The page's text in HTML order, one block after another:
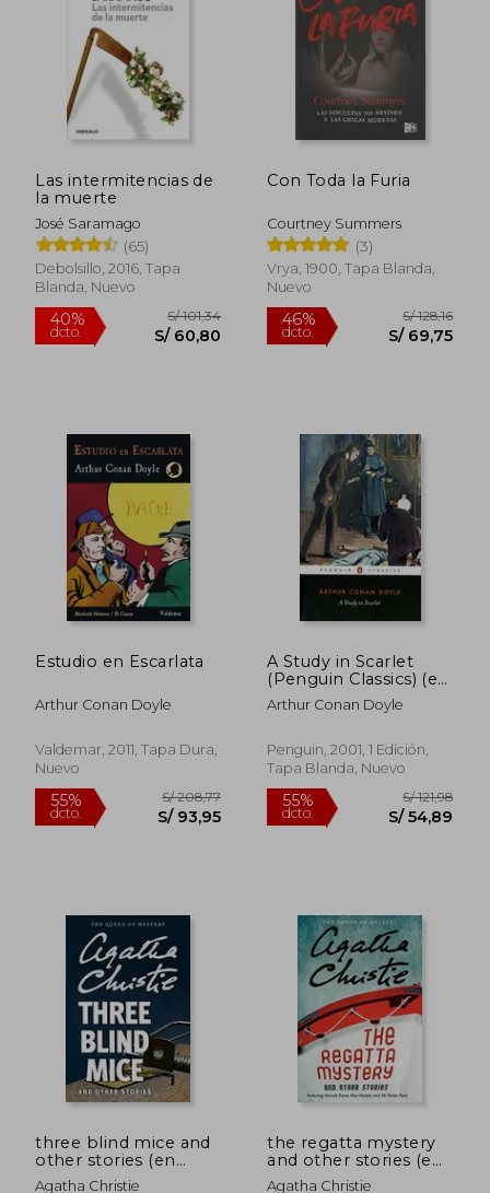
55%
dcto. S/ 462,20
55%
dcto. S/
Las intermitencias de
la muerte
José Saramago
(65)
Debolsillo, 2016, Tapa
Blanda, Nuevo
40%
dcto. S/ 60,80
Con Toda la Furia
Courtney Summers
(3)
Vrya, 1900, Tapa Blanda,
Nuevo
46%
dcto. S/
Estudio en Escarlata
Arthur Conan Doyle
Valdemar, 2011, Tapa Dura,
Nuevo
A Study in Scarlet
(Penguin Classics) (en
Inglés)
Arthur Conan Doyle
Penguin, 2001, 1 Edición,
Tapa Blanda, Nuevo
three blind mice and
other stories (en
Inglés)
Agatha Christie
the regatta mystery
and other stories (en
Inglés)
Agatha Christie